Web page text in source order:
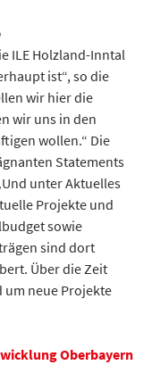
ILE Holzland-Inntal
ist“, so die
wir hier die
wir uns in den
wollen.“ Die
Statements
unter Aktuelles
Projekte und
sowie
sind dort
Über die Zeit
um neue Projekte
Oberbayern